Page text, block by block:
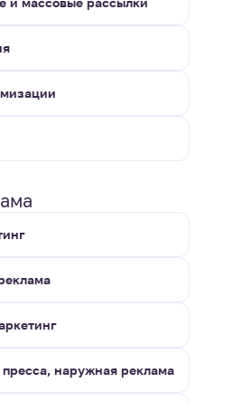
наружная реклама